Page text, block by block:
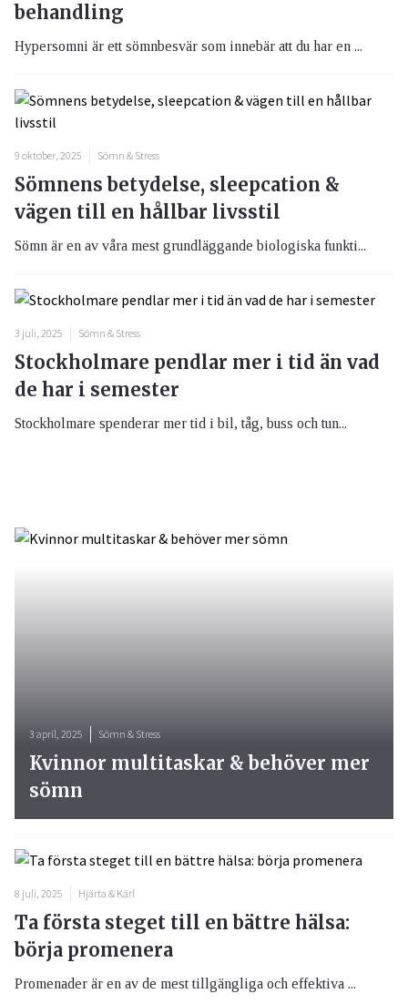
behandling
Hypersomni är ett sömnbesvär som innebär att du har en ...
9 oktober, 2025 Sömn & Stress
Sömnens betydelse, sleepcation &
vägen till en hållbar livsstil
Sömn är en av våra mest grundläggande biologiska funkti...
3 juli, 2025 Sömn & Stress
Stockholmare pendlar mer i tid än vad
de har i semester
Stockholmare spenderar mer tid i bil, tåg, buss och tun...
8 juli, 2025 Hjärta & Kärl
Ta första steget till en bättre hälsa:
börja promenera
Promenader är en av de mest tillgängliga och effektiva ...
3 april, 2025 Sömn & Stress
Kvinnor multitaskar & behöver mer
sömn